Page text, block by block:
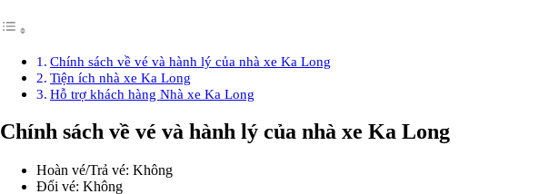
Chính sách về vé và hành lý của nhà xe Ka Long
Tiện ích nhà xe Ka Long
Hỗ trợ khách hàng Nhà xe Ka Long
Chính sách về vé và hành lý của nhà xe Ka Long
Hoàn vé/Trả vé: Không
Đổi vé: Không